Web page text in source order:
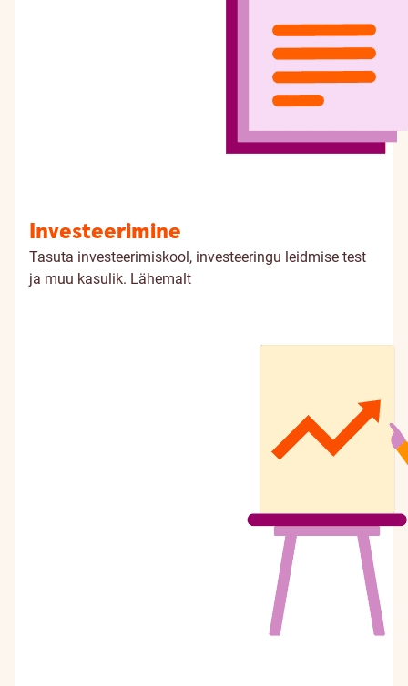
Investeerimine
Tasuta investeerimiskool, investeeringu leidmise test
ja muu kasulik. Lähemalt